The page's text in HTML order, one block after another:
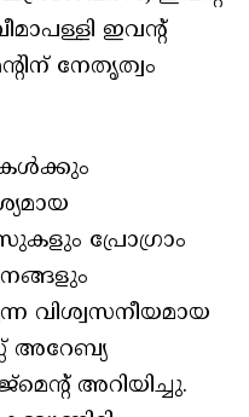
ഇവന്റ്
നേതൃത്വം
പ്രോഗ്രാം
വിശ്വസനീയമായ
അറേബ്യ
അറിയിച്ചു.